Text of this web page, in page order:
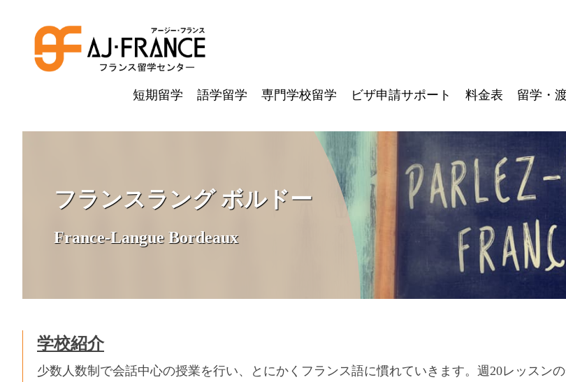
短期留学 語学留学 専門学校留学 ビザ申請サポート 料金表 留学・
フランスラング ボルドー
France-Langue Bordeaux
学校紹介
少数人数制で会話中心の授業を行い、とにかくフランス語に慣れていきます。週20レッスン